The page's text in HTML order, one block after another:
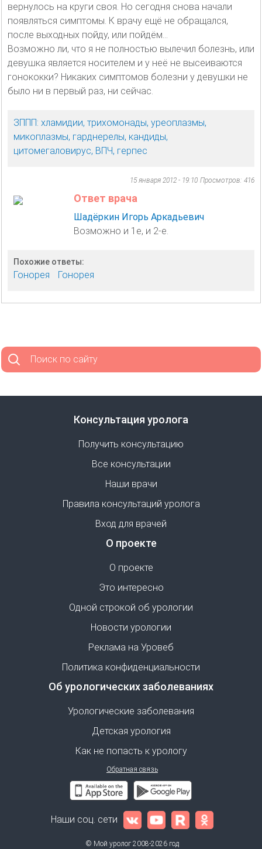
вернулось на круги своя. Но сегодня снова начали
появляться симптомы. К врачу ещё не обращался,
после выходных пойду, или пойдём...
Возможно ли, что я не полностью вылечил болезнь, или
девушка является носителем и у неё не высеиваются
гонококки? Никаких симптомов болезни у девушки не
было ни в первый раз, ни сейчас.
ЗППП: хламидии, трихомонады, уреоплазмы,
микоплазмы, гарднерелы, кандиды,
цитомегаловирус, ВПЧ, герпес
15 января 2012 - 19:10 Просмотров: 416
Ответ врача
Шадёркин Игорь Аркадьевич
Возможно и 1е, и 2-е.
Похожие ответы:
Гонорея Гонорея
Поиск по сайту
Консультация уролога
Получить консультацию
Все консультации
Наши врачи
Правила консультаций уролога
Вход для врачей
О проекте
О проекте
Это интересно
Одной строкой об урологии
Новости урологии
Реклама на Уровеб
Политика конфиденциальности
Об урологических заболеваниях
Урологические заболевания
Детская урология
Как не попасть к урологу
Обратная связь
Наши соц. сети
© Мой уролог 2008-2026 год